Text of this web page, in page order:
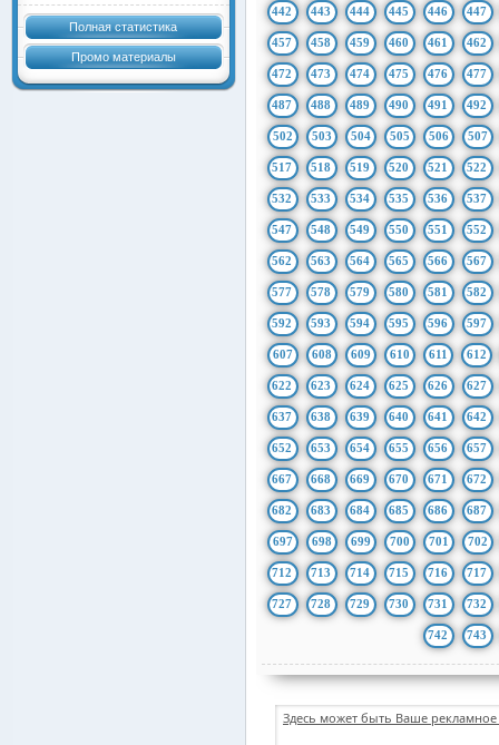
Полная статистика
Промо материалы
442 443 444 445 446 447
457 458 459 460 461 462
472 473 474 475 476 477
487 488 489 490 491 492
502 503 504 505 506 507
517 518 519 520 521 522
532 533 534 535 536 537
547 548 549 550 551 552
562 563 564 565 566 567
577 578 579 580 581 582
592 593 594 595 596 597
607 608 609 610 611 612
622 623 624 625 626 627
637 638 639 640 641 642
652 653 654 655 656 657
667 668 669 670 671 672
682 683 684 685 686 687
697 698 699 700 701 702
712 713 714 715 716 717
727 728 729 730 731 732
742 743
Здесь может быть Ваше